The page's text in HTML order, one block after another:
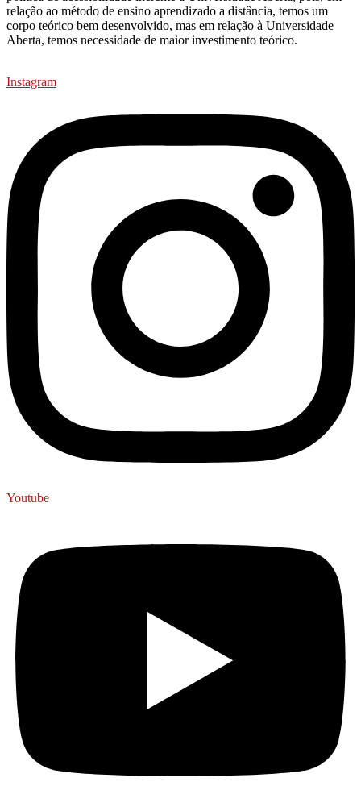
relação ao método de ensino aprendizado a distância, temos um
corpo teórico bem desenvolvido, mas em relação à Universidade
Aberta, temos necessidade de maior investimento teórico.
Instagram
Youtube